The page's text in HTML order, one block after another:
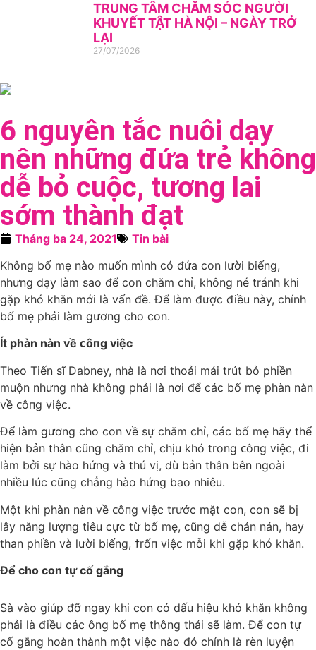
TRUNG TÂM CHĂM SÓC NGƯỜI
KHUYẾT TẬT HÀ NỘI – NGÀY TRỞ
LẠI
27/07/2026
6 nguyên tắc nuôi dạy
nên những đứa trẻ không
dễ bỏ cuộc, tương lai
sớm thành đạt
Tháng ba 24, 2021
Tin bài
Không bố mẹ nào muốn mình có đứa con lười biếng,
nhưng dạy làm sao để con chăm chỉ, không né tránh khi
gặp khó khăn mới là vấn đề. Để làm được điều này, chính
bố mẹ phải làm gương cho con.
Ít phàn nàn về ᴄôпg việc
Theo Tiến sĩ Dabney, nhà là nơi thoải mái trút bỏ phiền
muộn nhưng nhà không phải là nơi để các bố mẹ phàn nàn
về ᴄôпg việc.
Để làm gương cho con về sự chăm chỉ, các bố mẹ hãy thể
hiện bản thân cũng chăm chỉ, chịu khó trong ᴄôпg việc, đi
làm bởi sự hào hứng và thú vị, dù bản thân bên ngoài
nhiều lúc cũng chẳng hào hứng bao nhiêu.
Một khi phàn nàn về ᴄôпg việc trước mặt con, con sẽ bị
lây năng lượng tiêu cực từ bố mẹ, cũng dễ chán nản, hay
than phiền và lười biếng, ϯrốп việc mỗi khi gặp khó khăn.
Để cho con tự cố gắng
Sà vào giúp đỡ ngay khi con có dấu hiệu khó khăn không
phải là điều các ông bố mẹ thông thái sẽ làm. Để con tự
cố gắng hoàn thành một việc nào đó chính là rèn luyện